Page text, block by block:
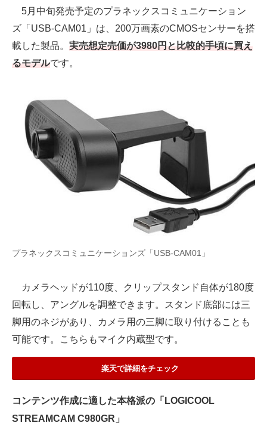
5月中旬発売予定のプラネックスコミュニケーション
ズ「USB-CAM01」は、200万画素のCMOSセンサーを搭
載した製品。 実売想定売価が3980円と比較的手頃に買え
るモデルです。
プラネックスコミュニケーションズ「USB-CAM01」
カメラヘッドが110度、クリップスタンド自体が180度
回転し、アングルを調整できます。スタンド底部には三
脚用のネジがあり、カメラ用の三脚に取り付けることも
可能です。こちらもマイク内蔵型です。
楽天で詳細をチェック
コンテンツ作成に適した本格派の「LOGICOOL
STREAMCAM C980GR」